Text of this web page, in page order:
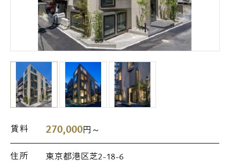
賃料 270,000円～
住所 東京都港区芝2-18-6